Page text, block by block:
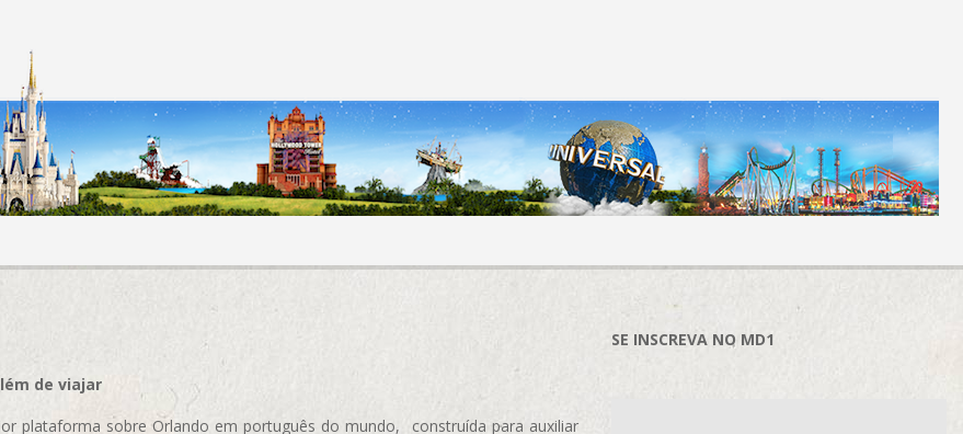
de viajar
plataforma sobre Orlando em português do mundo, construída para auxiliar
SE INSCREVA NO MD1